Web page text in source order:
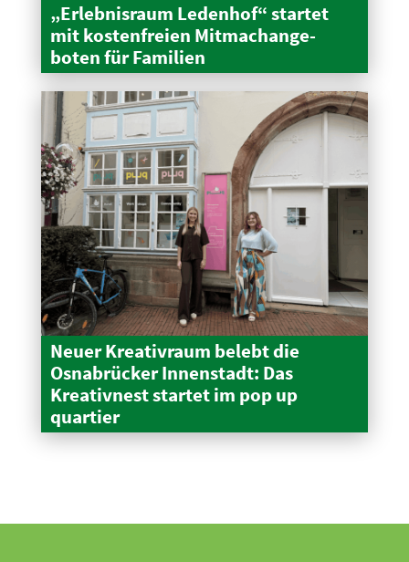
„Erleb­nisraum Ledenhof“ startet
mit kosten­freien Mitma­ch­an­ge­
boten für Familien
Neuer Kreativraum belebt die
Osnabrücker Innen­stadt: Das
Kreativnest startet im pop up
quartier